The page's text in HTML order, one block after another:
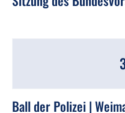
Ball der Polizei |